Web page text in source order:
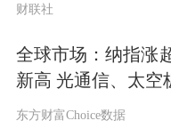
下跌。
财联社
全球市场：纳指涨
新高 光通信、太空
东方财富Choice数据